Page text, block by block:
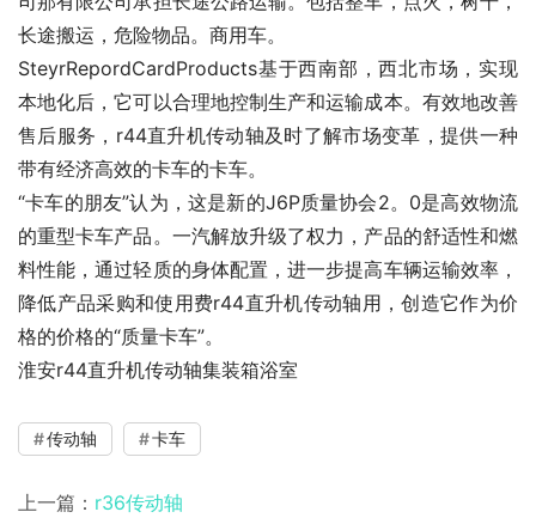
长途搬运，危险物品。商用车。
SteyrRepordCardProducts基于西南部，西北市场，实现
本地化后，它可以合理地控制生产和运输成本。有效地改善
售后服务，r44直升机传动轴及时了解市场变革，提供一种
带有经济高效的卡车的卡车。
“卡车的朋友”认为，这是新的J6P质量协会2。0是高效物流
的重型卡车产品。一汽解放升级了权力，产品的舒适性和燃
料性能，通过轻质的身体配置，进一步提高车辆运输效率，
降低产品采购和使用费r44直升机传动轴用，创造它作为价
格的价格的“质量卡车”。
淮安r44直升机传动轴集装箱浴室
传动轴 卡车
上一篇： r36传动轴